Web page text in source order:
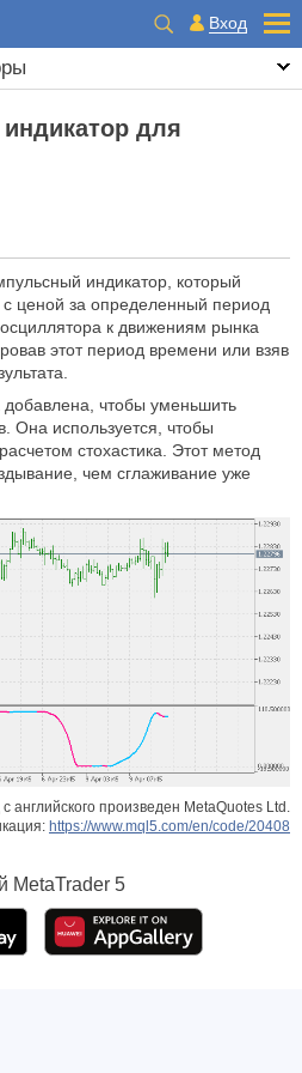
Вход
для
индикатор, который
ценой за определенный период
к движениям рынка
этот период времени или взяв
чтобы уменьшить
Она используется, чтобы
стохастика. Этот метод
чем сглаживание уже
английского произведен MetaQuotes Ltd.
https://www.mql5.com/en/code/20408
MetaTrader 5